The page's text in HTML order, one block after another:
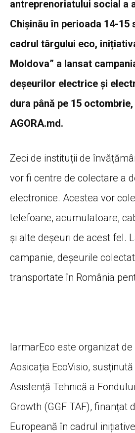
antreprenoriatului social a
Chișinău în perioada 14-15
cadrul târgului eco,
Moldova” a lansat
deșeurilor electrice și
dura până pe 15
AGORA.md.
Zeci de instituții de
vor fi centre de colectare a
electronice. Acestea vor
telefoane, acumulatoare,
și alte deșeuri de acest fel.
campanie, deșeurile
transportate în România
IarmarEco este organizat de
Aosicația EcoVisio,
Asistență Tehnică a
Growth (GGF TAF), finanțat
Europeană în cadrul